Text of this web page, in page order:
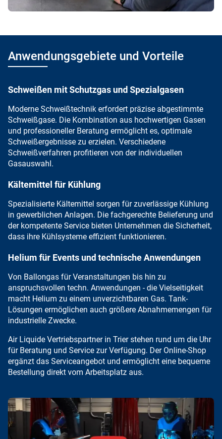
Anwendungsgebiete und Vorteile
Schweißen mit Schutzgas und Spezialgasen
Moderne Schweißtechnik erfordert präzise abgestimmte
Schweißgase. Die Kombination aus hochwertigen Gasen
und professioneller Beratung ermöglicht es, optimale
Schweißergebnisse zu erzielen. Verschiedene
Schweißverfahren profitieren von der individuellen
Gasauswahl.
Kältemittel für Kühlung
Spezialisierte Kältemittel sorgen für zuverlässige Kühlung
in gewerblichen Anlagen. Die fachgerechte Belieferung und
der kompetente Service bieten Unternehmen die Sicherheit,
dass ihre Kühlsysteme effizient funktionieren.
Helium für Events und technische Anwendungen
Von Ballongas für Veranstaltungen bis hin zu
anspruchsvollen techn. Anwendungen - die Vielseitigkeit
macht Helium zu einem unverzichtbaren Gas. Tank-
Lösungen ermöglichen auch größere Abnahmemengen für
industrielle Zwecke.
Air Liquide Vertriebspartner in Trier stehen rund um die Uhr
für Beratung und Service zur Verfügung. Der Online-Shop
ergänzt das Serviceangebot und ermöglicht eine bequeme
Bestellung direkt vom Arbeitsplatz aus.